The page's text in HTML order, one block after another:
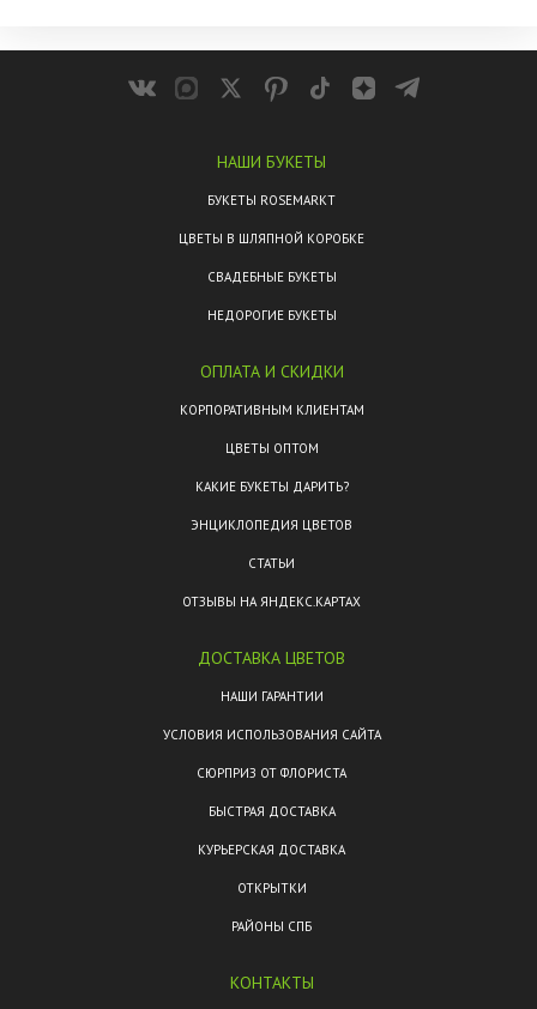
НАШИ БУКЕТЫ
БУКЕТЫ ROSEMARKT
ЦВЕТЫ В ШЛЯПНОЙ КОРОБКЕ
СВАДЕБНЫЕ БУКЕТЫ
НЕДОРОГИЕ БУКЕТЫ
ОПЛАТА И СКИДКИ
КОРПОРАТИВНЫМ КЛИЕНТАМ
ЦВЕТЫ ОПТОМ
КАКИЕ БУКЕТЫ ДАРИТЬ?
ЭНЦИКЛОПЕДИЯ ЦВЕТОВ
СТАТЬИ
ОТЗЫВЫ НА ЯНДЕКС.КАРТАХ
ДОСТАВКА ЦВЕТОВ
НАШИ ГАРАНТИИ
УСЛОВИЯ ИСПОЛЬЗОВАНИЯ САЙТА
СЮРПРИЗ ОТ ФЛОРИСТА
БЫСТРАЯ ДОСТАВКА
КУРЬЕРСКАЯ ДОСТАВКА
ОТКРЫТКИ
РАЙОНЫ СПБ
КОНТАКТЫ